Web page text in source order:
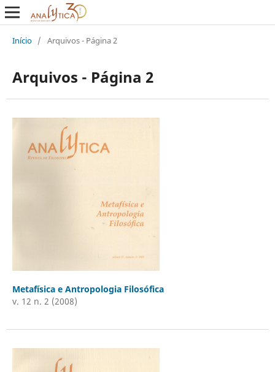
Início / Arquivos - Página 2
Arquivos - Página 2
Metafísica e Antropologia Filosófica
v. 12 n. 2 (2008)